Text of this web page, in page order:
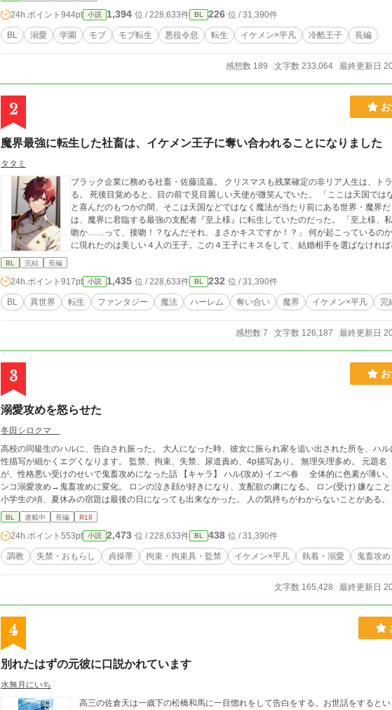
24h.ポイント 944pt 小説 1,394 位 / 228,633件 BL 226 位 / 31,390件
BL 溺愛 学園 モブ モブ転生 悪役令息 転生 イケメン×平凡 冷酷王子 長編
感想数 189 文字数 233,064 最終更新日
2
魔界最強に転生した社畜は、イケメン王子に奪い合われることになりました
タタミ
ブラック企業に務める社畜・佐藤流嘉。 クリスマスも残業確定の非リア人生は、ト
る。 死後目覚めると、目の前で見目麗しい天使が微笑んでいた。 「ここは天国ではなく魔界です」 天使に会えた
と喜んだのもつかの間、そこは天国などではなく魔法が当たり前にある世界・魔界
は、魔界に君臨する最強の支配者『至上様』に転生していたのだった。 「至上様、私に接吻を」 「あっ。ああ、接
吻か……って、接吻！？なんだそれ、まさかキスですか！？」 何が起こっているのかわからないうちに、流嘉の前
に現れたのは美しい４人の王子。この４王子にキスをして、結婚相手を選ばなけれ
BL 完結 長編
24h.ポイント 917pt 小説 1,435 位 / 228,633件 BL 232 位 / 31,390件
BL 異世界 転生 ファンタジー 魔法 ハーレム 奪い合い 魔界 イケメン×平凡 完
感想数 7 文字数 126,187 最終更新日
3
溺愛攻めを怒らせた
冬田シロクマ
高校の同級生のハルに、告白され振った。 大人になった時、彼女に振られ家を追い出された所を、ハルに再会
性描写が細かくエグくなります。 監禁、拘束、失禁、尿道責め、4p描写あり。 無理矢理多め。 元題名 ・ハルとロン ・溺愛攻め
が、性格悪い受けのせいで鬼畜攻めになった話 【キャラ】 ハル(攻め) イエベ春 全体的に色素が薄い。 甘いマスクのイケメン。 ワ
ンコ溺愛攻め→鬼畜攻めに変化。 ロンの泣き顔が好きになり、支配欲の虜になる。 ロン(受け) 嫌なことから兎に角逃げてきた人生。
BL 連載中 長編 R18
24h.ポイント 553pt 小説 2,473 位 / 228,633件 BL 438 位 / 31,390件
調教 失禁・おもらし 貞操帯 拘束・拘束具・監禁 イケメン×平凡 執着・溺愛 鬼畜攻め
文字数 165,428 最終更新日
4
別れたはずの元彼に口説かれています
水無月にいち
高三の佐倉天は一歳下の松橋和馬に一目惚れをして告白をする。お世話をすると